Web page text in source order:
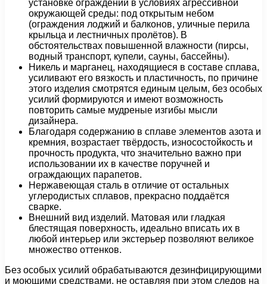
установке ограждений в условиях агрессивной
окружающей среды: под открытым небом
(ограждения лоджий и балконов, уличные перила
крыльца и лестничных пролётов). В
обстоятельствах повышенной влажности (пирсы,
водный транспорт, купели, сауны, бассейны).
Никель и марганец, находящиеся в составе сплава,
усиливают его вязкость и пластичность, по причине
этого изделия смотрятся единым целым, без особых
усилий формируются и имеют возможность
повторить самые мудреные изгибы мысли
дизайнера.
Благодаря содержанию в сплаве элементов азота и
кремния, возрастает твёрдость, износостойкость и
прочность продукта, что значительно важно при
использовании их в качестве поручней и
ограждающих парапетов.
Нержавеющая сталь в отличие от остальных
углеродистых сплавов, прекрасно поддаётся
сварке.
Внешний вид изделий. Матовая или гладкая
блестящая поверхность, идеально вписать их в
любой интерьер или экстерьер позволяют великое
множество оттенков.
Без особых усилий обрабатываются дезинфицирующими
и моющими средствами, не оставляя при этом следов на